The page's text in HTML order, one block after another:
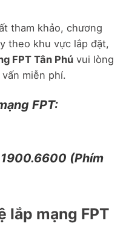
tham khảo, chương
theo khu vực lắp đặt,
FPT Tân Phú vui lòng
miễn phí.
FPT:
(Phím
lắp mạng FPT